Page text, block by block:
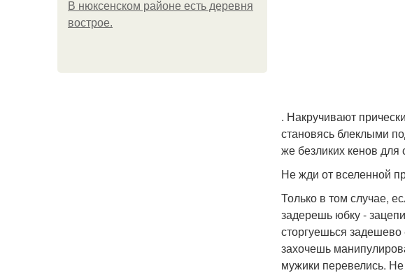
В нюксенском районе есть деревня
вострое.
. Накручивают
становясь блеклыми
же безликих кенов для
Не жди от вселенной
Только в том случае,
задерешь юбку -
сторгуешься
захочешь
мужики перевелись. Не